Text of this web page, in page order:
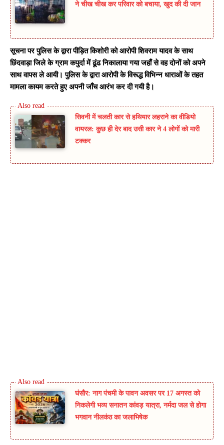
ने चीख चीख कर परिवार को बचाया, खुद की दी जान
सूचना पर पुलिस के द्वारा पीड़ित किशोरी को आरोपी शिवराम यादव के साथ
छिंदवाड़ा जिले के ग्राम कपुर्दा में ढूंढ निकालाया गया जहाँ से वह दोनों को अपने
साथ वापस ले आयी। पुलिस के द्वारा आरोपी के विरूद्ध विभिन्न धाराओं के तहत
मामला कायम करते हुए अपनी जाँच आरंभ कर दी गयी है।
सिवनी में चलती कार से हथियार लहराने का वीडियो
वायरल: कुछ ही देर बाद उसी कार ने 4 लोगों को मारी
टक्कर
घंसौर: नाग पंचमी के पावन अवसर पर 17 अगस्त को
निकलेगी भव्य सनातन कांवड़ यात्रा, नर्मदा जल से होगा
भगवान नीलकंठ का जलाभिषेक